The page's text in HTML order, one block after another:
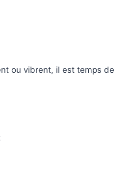
ou vibrent, il est temps de